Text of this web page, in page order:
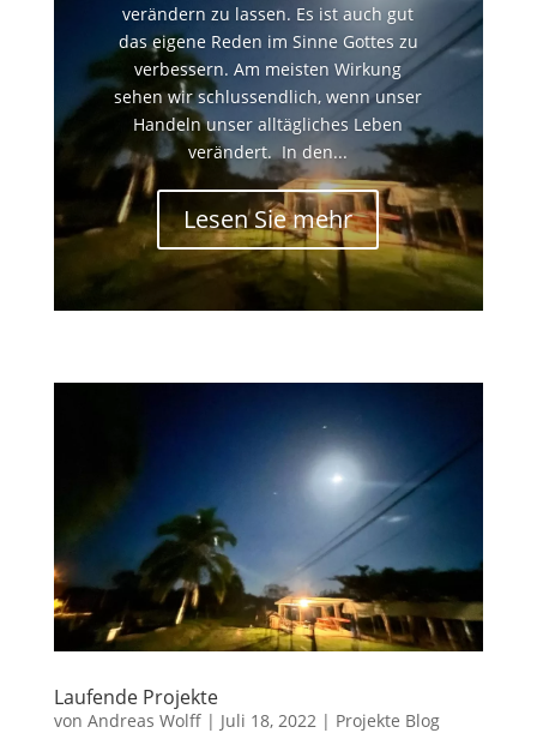
verändern zu lassen. Es ist auch gut
das eigene Reden im Sinne Gottes zu
verbessern. Am meisten Wirkung
sehen wir schlussendlich, wenn unser
Handeln unser alltägliches Leben
verändert. In den...
Lesen Sie mehr
Laufende Projekte
von Andreas Wolff| Juli 18, 2022| Projekte Blog